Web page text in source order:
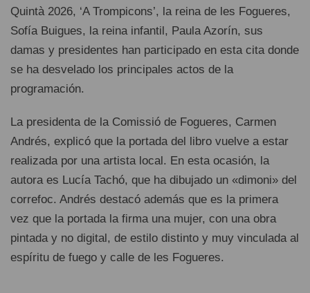
Quintà 2026, ‘A Trompicons’, la reina de les Fogueres,
Sofía Buigues, la reina infantil, Paula Azorín, sus
damas y presidentes han participado en esta cita donde
se ha desvelado los principales actos de la
programación.
La presidenta de la Comissió de Fogueres, Carmen
Andrés, explicó que la portada del libro vuelve a estar
realizada por una artista local. En esta ocasión, la
autora es Lucía Tachó, que ha dibujado un «dimoni» del
correfoc. Andrés destacó además que es la primera
vez que la portada la firma una mujer, con una obra
pintada y no digital, de estilo distinto y muy vinculada al
espíritu de fuego y calle de les Fogueres.